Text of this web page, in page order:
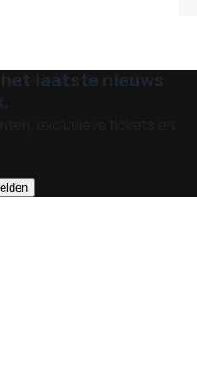
laatste nieuws
exclusieve tickets en